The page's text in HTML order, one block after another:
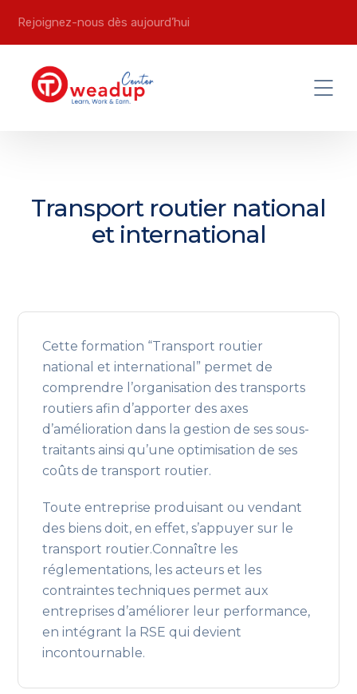
Rejoignez-nous dès aujourd’hui
Transport routier national
et international
Cette formation “Transport routier
national et international” permet de
comprendre l’organisation des transports
routiers afin d’apporter des axes
d’amélioration dans la gestion de ses sous-
traitants ainsi qu’une optimisation de ses
coûts de transport routier.
Toute entreprise produisant ou vendant
des biens doit, en effet, s’appuyer sur le
transport routier.Connaître les
réglementations, les acteurs et les
contraintes techniques permet aux
entreprises d’améliorer leur performance,
en intégrant la RSE qui devient
incontournable.